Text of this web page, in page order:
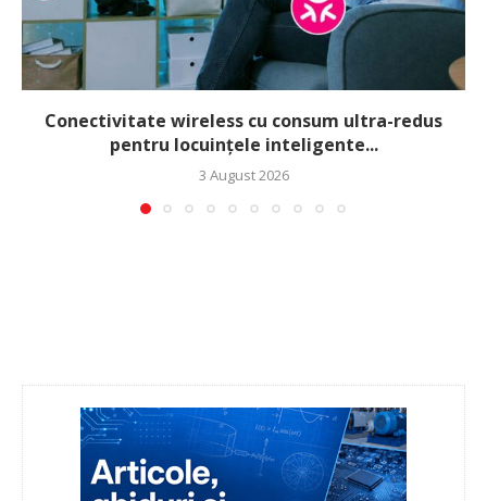
Conectivitate wireless cu consum ultra-redus
pentru locuințele inteligente...
3 August 2026